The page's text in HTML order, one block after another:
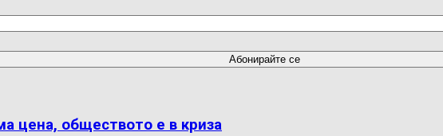
цена, обществото е в криза